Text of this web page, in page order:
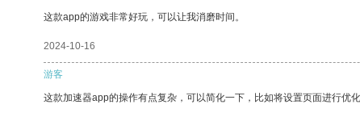
这款app的游戏非常好玩，可以让我消磨时间。
2024-10-16
游客
这款加速器app的操作有点复杂，可以简化一下，比如将设置页面进行优化